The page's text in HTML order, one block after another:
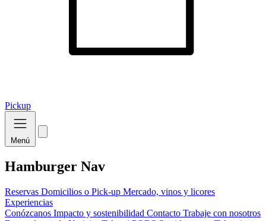
Pickup
Menú
Hamburger Nav
Reservas Domicilios o Pick-up Mercado, vinos y licores
Experiencias
Conózcanos Impacto y sostenibilidad Contacto Trabaje con nosotros